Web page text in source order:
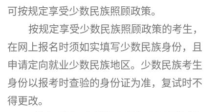
可按规定享受少数民族照顾政策。
按规定享受少数民族照顾政策的考生，
在网上报名时须如实填写少数民族身份，且
申请定向就业少数民族地区。少数民族考生
身份以报考时查验的身份证为准，复试时不
得更改。